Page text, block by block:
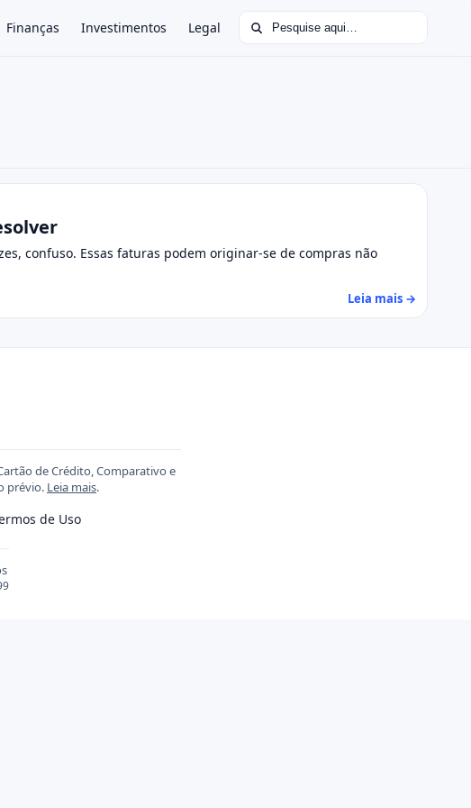
Finanças Investimentos Legal Buscar por:
confuso. Essas faturas podem originar-se de compras não
Leia mais →
de Crédito, Comparativo e
prévio. Leia mais.
de Uso